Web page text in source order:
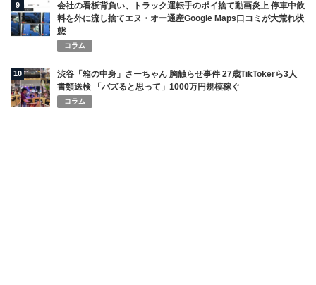
9
会社の看板背負い、トラック運転手のポイ捨て動画炎上 停車中飲
料を外に流し捨てエヌ・オー通産Google Maps口コミが大荒れ状
態
コラム
10
渋谷「箱の中身」さーちゃん 胸触らせ事件 27歳TikTokerら3人
書類送検 「バズると思って」1000万円規模稼ぐ
コラム